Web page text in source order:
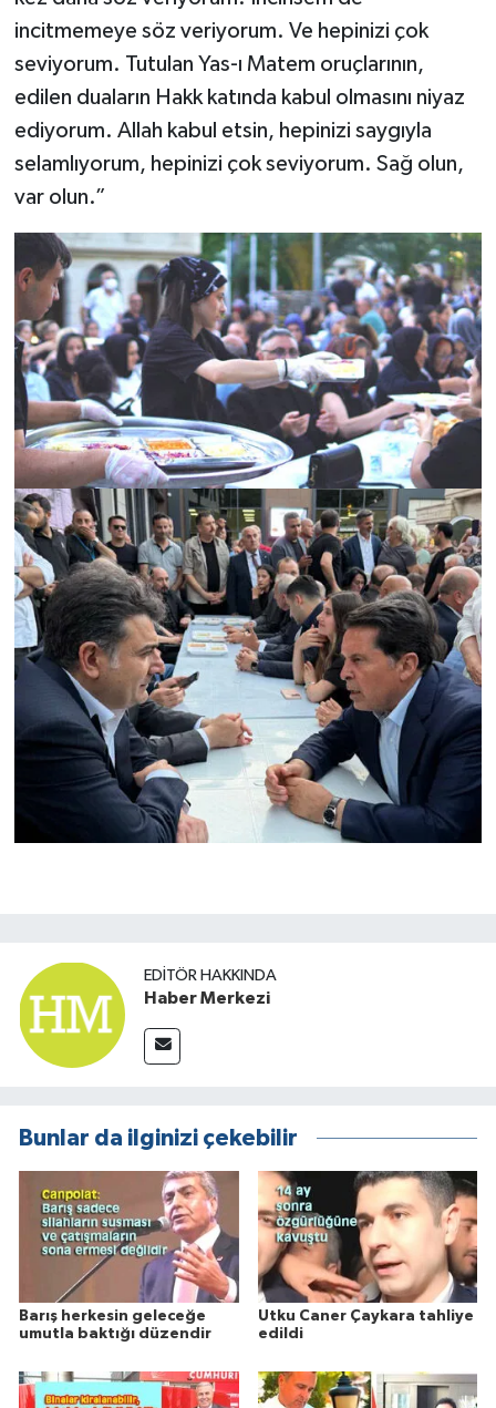
incitmemeye söz veriyorum. Ve hepinizi çok
seviyorum. Tutulan Yas-ı Matem oruçlarının,
edilen duaların Hakk katında kabul olmasını niyaz
ediyorum. Allah kabul etsin, hepinizi saygıyla
selamlıyorum, hepinizi çok seviyorum. Sağ olun,
var olun.”
EDITÖR HAKKINDA
Haber Merkezi
Bunlar da ilginizi çekebilir
Barış herkesin geleceğe
umutla baktığı düzendir
Utku Caner Çaykara tahliye
edildi